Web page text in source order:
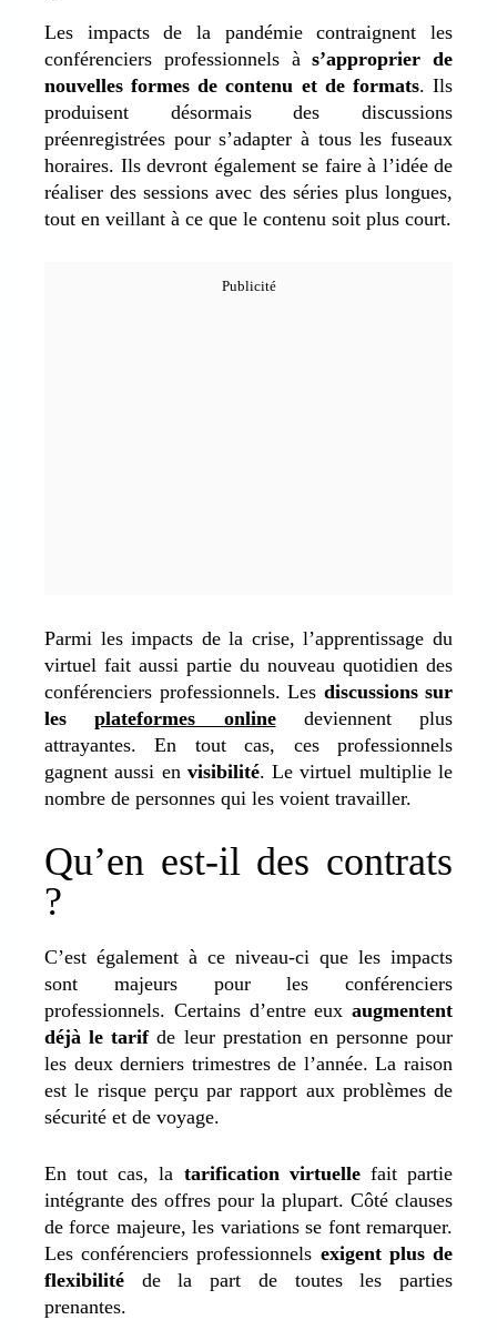
Les impacts de la pandémie contraignent les
conférenciers professionnels às’approprier de
nouvelles formes de contenu et de formats. Ils
produisent désormais des discussions
préenregistrées pour s’adapter à tous les fuseaux
horaires. Ils devront également se faire à l’idée de
réaliser des sessions avec des séries plus longues,
tout en veillant à ce que le contenu soit plus court.
Parmi les impacts de la crise, l’apprentissage du
virtuel fait aussi partie du nouveau quotidien des
conférenciers professionnels. Les discussions sur
lesplateformes online
deviennent plus
attrayantes. En tout cas, ces professionnels
gagnent aussi en visibilité. Le virtuel multiplie le
nombre de personnes qui les voient travailler.
Qu’en est-il des contrats
?
C’est également à ce niveau-ci que les impacts
sont majeurs pour les conférenciers
professionnels. Certains d’entre eux augmentent
déjà le tarifde leur prestation en personne pour
les deux derniers trimestres de l’année. La raison
est le risque perçu par rapport aux problèmes de
sécurité et de voyage.
En tout cas, la tarification virtuellefait partie
intégrante des offres pour la plupart. Côté clauses
de force majeure, les variations se font remarquer.
Les conférenciers professionnels exigent plus de
flexibilité de la part de toutes les parties
prenantes.